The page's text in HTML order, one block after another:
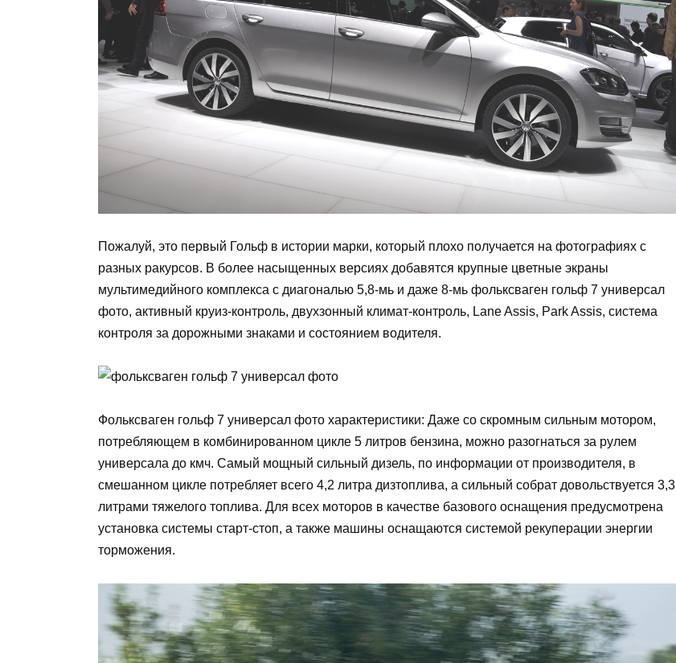
Пожалуй, это первый Гольф в истории марки, который плохо получается на фотографиях с
разных ракурсов. В более насыщенных версиях добавятся крупные цветные экраны
мультимедийного комплекса с диагональю 5,8-мь и даже 8-мь фольксваген гольф 7 универсал
фото, активный круиз-контроль, двухзонный климат-контроль, Lane Assis, Park Assis, система
контроля за дорожными знаками и состоянием водителя.
Фольксваген гольф 7 универсал фото характеристики: Даже со скромным сильным мотором,
потребляющем в комбинированном цикле 5 литров бензина, можно разогнаться за рулем
универсала до кмч. Самый мощный сильный дизель, по информации от производителя, в
смешанном цикле потребляет всего 4,2 литра дизтоплива, а сильный собрат довольствуется 3,3
литрами тяжелого топлива. Для всех моторов в качестве базового оснащения предусмотрена
установка системы старт-стоп, а также машины оснащаются системой рекуперации энергии
торможения.